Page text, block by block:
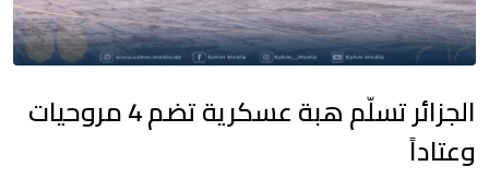
الجزائر تسلّم هبة عسكرية تضم 4 مروحيات
وعتاداً